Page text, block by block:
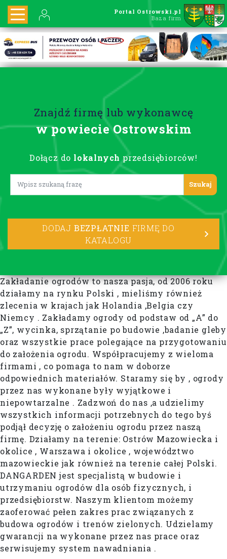
Portal Ostrowski.pl
Baza firm
Znajdź firmę lub wykonawcę
w powiecie Ostrowskim
Dołącz do lokalnych przedsiębiorców!
Lorem ipsum
DODAJ BEZPŁATNIE FIRMĘ DO
KATALOGU
Zakładanie ogrodów to nasza pasja, od 2006 roku
działamy na rynku Polski , mieliśmy również
zlecenia w krajach jak Holandia ,Belgia czy
Niemcy . Zakładamy ogrody od podstaw od „A” do
„Z”, wycinka, sprzątanie po budowie ,badanie gleby
oraz wszystkie prace polegające na przygotowaniu
do założenia ogrodu. Współpracujemy z wieloma
firmami , co pomaga to nam w doborze
odpowiednich materiałów. Staramy się by , ogrody
przez nas wykonane były wyjątkowe i
niepowtarzalne . Zadzwoń do nas ,a udzielimy
wszystkich informacji potrzebnych do tego byś
podjął decyzję o założeniu ogrodu przez naszą
firmę. Działamy na terenie: Ostrów Mazowiecka i
okolice , Warszawa i okolice , województwo
mazowieckie jak również na terenie całej Polski.
DANGARDEN jest specjalistą w budowie i
utrzymaniu ogrodów dla osób fizycznych, i
przedsiębiorstw. Naszym klientom możemy
zaoferować pełen zakres prac związanych z
budowa ogrodów i trenów zielonych. Udzielamy
gwarancji na wykonane przez nas prace oraz
serwisujemy system nawadniania .